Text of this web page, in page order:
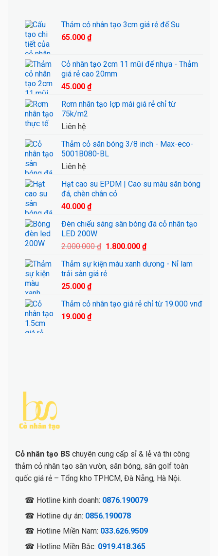
Thảm cỏ nhân tạo 3cm giá rẻ đế Su
65.000 ₫
Cỏ nhân tạo 2cm 11 mũi đế nhựa - Thảm
giá rẻ cao 20mm
45.000 ₫
Rơm nhân tạo lợp mái giá rẻ chỉ từ
75k/m2
Liên hệ
Thảm cỏ sân bóng 3/8 inch - Max-eco-
5001B080-BL
Liên hệ
Hạt cao su EPDM | Cao su màu sân bóng
đá, chèn chân cỏ
40.000 ₫
Đèn chiếu sáng sân bóng đá cỏ nhân tạo
LED 200W
2.000.000₫ Giá
là:
2.000.000 ₫.
1.800.000 ₫Giá
tại
Thảm sự kiện màu xanh dương - Nỉ lam
trải sàn giá rẻ
25.000 ₫
Thảm cỏ nhân tạo giá rẻ chỉ từ 19.000 vnđ
19.000 ₫
Cỏ nhân tạo BS chuyên cung cấp sỉ & lẻ và thi công
thảm cỏ nhân tạo sân vườn, sân bóng, sân golf toàn
quốc giá rẻ – Tổng kho TPHCM, Đà Nẵng, Hà Nội.
☎ Hotline kinh doanh: 0876.190079
☎ Hotline dự án: 0856.190078
☎ Hotline Miền Nam: 033.626.9509
☎ Hotline Miền Bắc: 0919.418.365